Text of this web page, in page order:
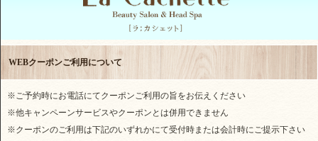
WEBクーポンご利用について
※ご予約時にお電話にてクーポンご利用の旨をお伝えください
※他キャンペーンサービスやクーポンとは併用できません
※クーポンのご利用は下記のいずれかにて受付時または会計時にご提示下さい